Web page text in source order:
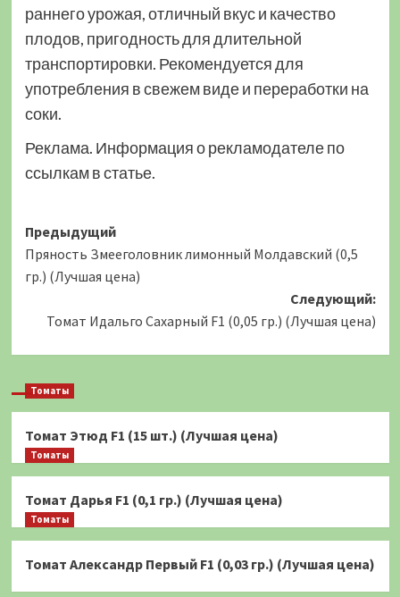
раннего урожая, отличный вкус и качество
плодов, пригодность для длительной
транспортировки. Рекомендуется для
употребления в свежем виде и переработки на
соки.
Реклама. Информация о рекламодателе по
ссылкам в статье.
Навигация
записи
Предыдущий
Пряность Змееголовник лимонный Молдавский (0,5
гр.) (Лучшая цена)
Следующий:
Томат Идальго Сахарный F1 (0,05 гр.) (Лучшая цена)
Томаты
Томат Этюд F1 (15 шт.) (Лучшая цена)
Томаты
Томат Дарья F1 (0,1 гр.) (Лучшая цена)
Томаты
Томат Александр Первый F1 (0,03 гр.) (Лучшая цена)